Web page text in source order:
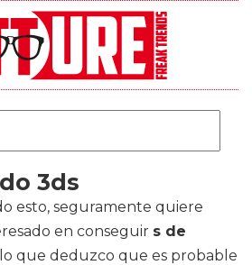
3ds
esto, seguramente quiere
en conseguir s de
que deduzco que es probable